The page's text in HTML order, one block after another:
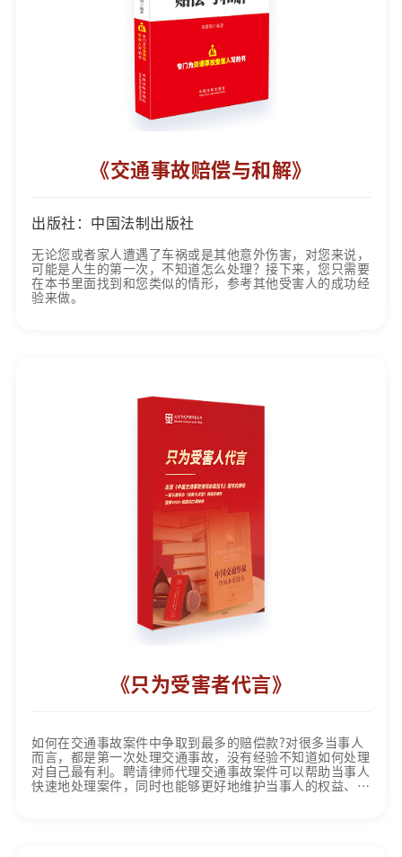
《交通事故赔偿与和解》
出版社：中国法制出版社
无论您或者家人遭遇了车祸或是其他意外伤害，对您来说，
可能是人生的第一次，不知道怎么处理？接下来，您只需要
在本书里面找到和您类似的情形，参考其他受害人的成功经
验来做。
《只为受害者代言》
如何在交通事故案件中争取到最多的赔偿款?对很多当事人
而言，都是第一次处理交通事故，没有经验不知道如何处理
对自己最有利。聘请律师代理交通事故案件可以帮助当事人
快速地处理案件，同时也能够更好地维护当事人的权益、争